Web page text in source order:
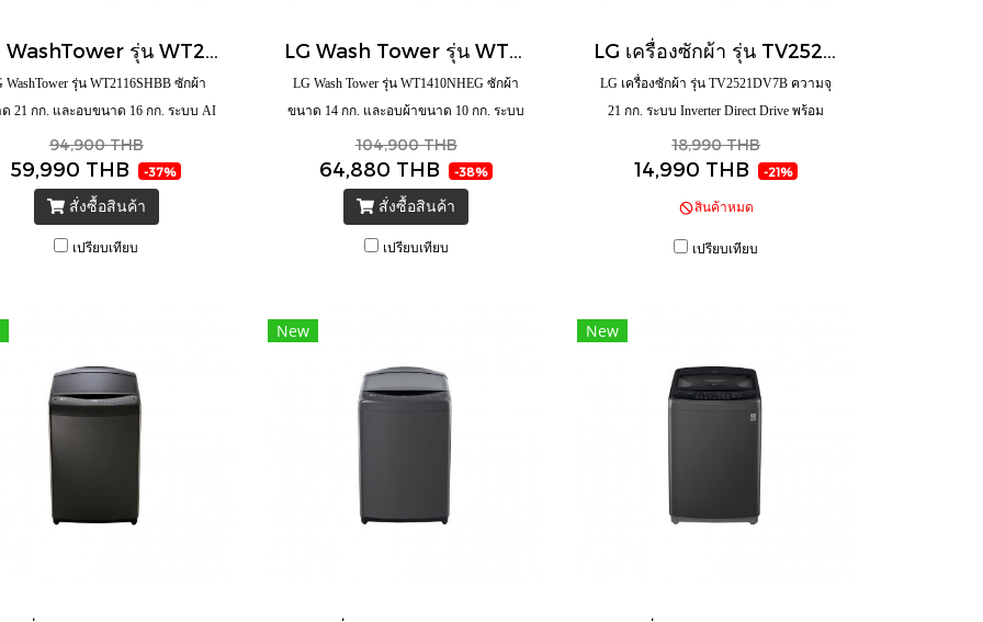
WashTower รุ่น WT2116SHBB ซักผ้า
21 กก. และอบขนาด 16 กก. ระบบ AI
DD™ พร้อม Smart WI-FI control
94,900 THB
59,990 THB -37%
สั่งซื้อสินค้า
เปรียบเทียบ
LG Wash Tower รุ่น WT1410NHEG ซักผ้า
ขนาด 14 กก. และอบผ้าขนาด 10 กก. ระบบ
AI DD™ พร้อม Smart WI-FI control ควบคุม
สั่งงานผ่านสมาร์ทโฟน
104,900 THB
64,880 THB -38%
สั่งซื้อสินค้า
เปรียบเทียบ
LG เครื่องซักผ้า รุ่น TV2521DV7B ความจุ
21 กก. ระบบ Inverter Direct Drive พร้อม
Smart WI-FI control ควบคุมสั่งงานผ่านสมา
ร์ทโฟน
18,990 THB
14,990 THB -21%
สินค้าหมด
เปรียบเทียบ
New New